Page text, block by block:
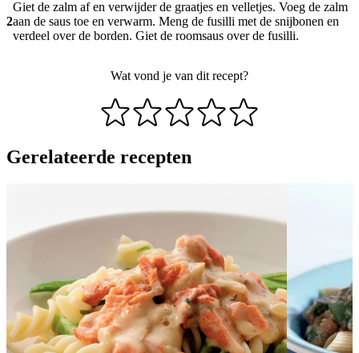
2
Giet de zalm af en verwijder de graatjes en velletjes. Voeg de zalm
aan de saus toe en verwarm. Meng de fusilli met de snijbonen en
verdeel over de borden. Giet de roomsaus over de fusilli.
Wat vond je van dit recept?
Gerelateerde recepten